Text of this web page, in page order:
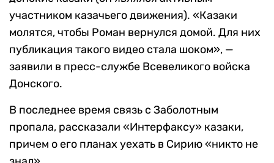
участником казачьего движения). «Казаки
молятся, чтобы Роман вернулся домой. Для них
публикация такого видео стала шоком», —
заявили в пресс-службе Всевеликого войска
Донского.
В последнее время связь с Заболотным
пропала, рассказали «Интерфаксу» казаки,
причем о его планах уехать в Сирию «никто не